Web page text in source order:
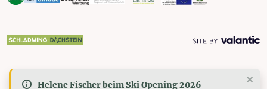
Helene Fischer beim Ski Opening 2026